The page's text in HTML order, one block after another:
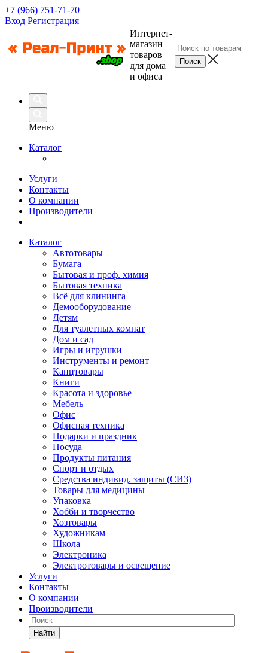
+7 (966) 751-71-70
Вход Регистрация
Интернет-
магазин
товаров
для дома
и офиса
Меню
Каталог
Услуги
Контакты
О компании
Производители
Каталог
Автотовары
Бумага
Бытовая и проф. химия
Бытовая техника
Всё для клининга
Демооборудование
Детям
Для туалетных комнат
Дом и сад
Игры и игрушки
Инструменты и ремонт
Канцтовары
Книги
Красота и здоровье
Мебель
Офис
Офисная техника
Подарки и праздник
Посуда
Продукты питания
Спорт и отдых
Средства индивид. защиты (СИЗ)
Товары для медицины
Упаковка
Хобби и творчество
Хозтовары
Художникам
Школа
Электроника
Электротовары и освещение
Услуги
Контакты
О компании
Производители
Найти